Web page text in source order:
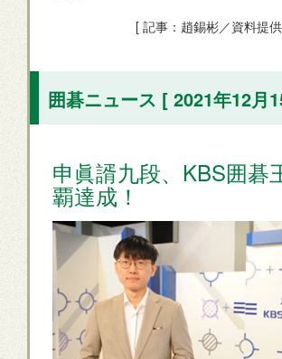
[ 記事：趙錫彬／資料提
囲碁ニュース [ 2021年12月
申眞諝九段、KBS囲碁
覇達成！